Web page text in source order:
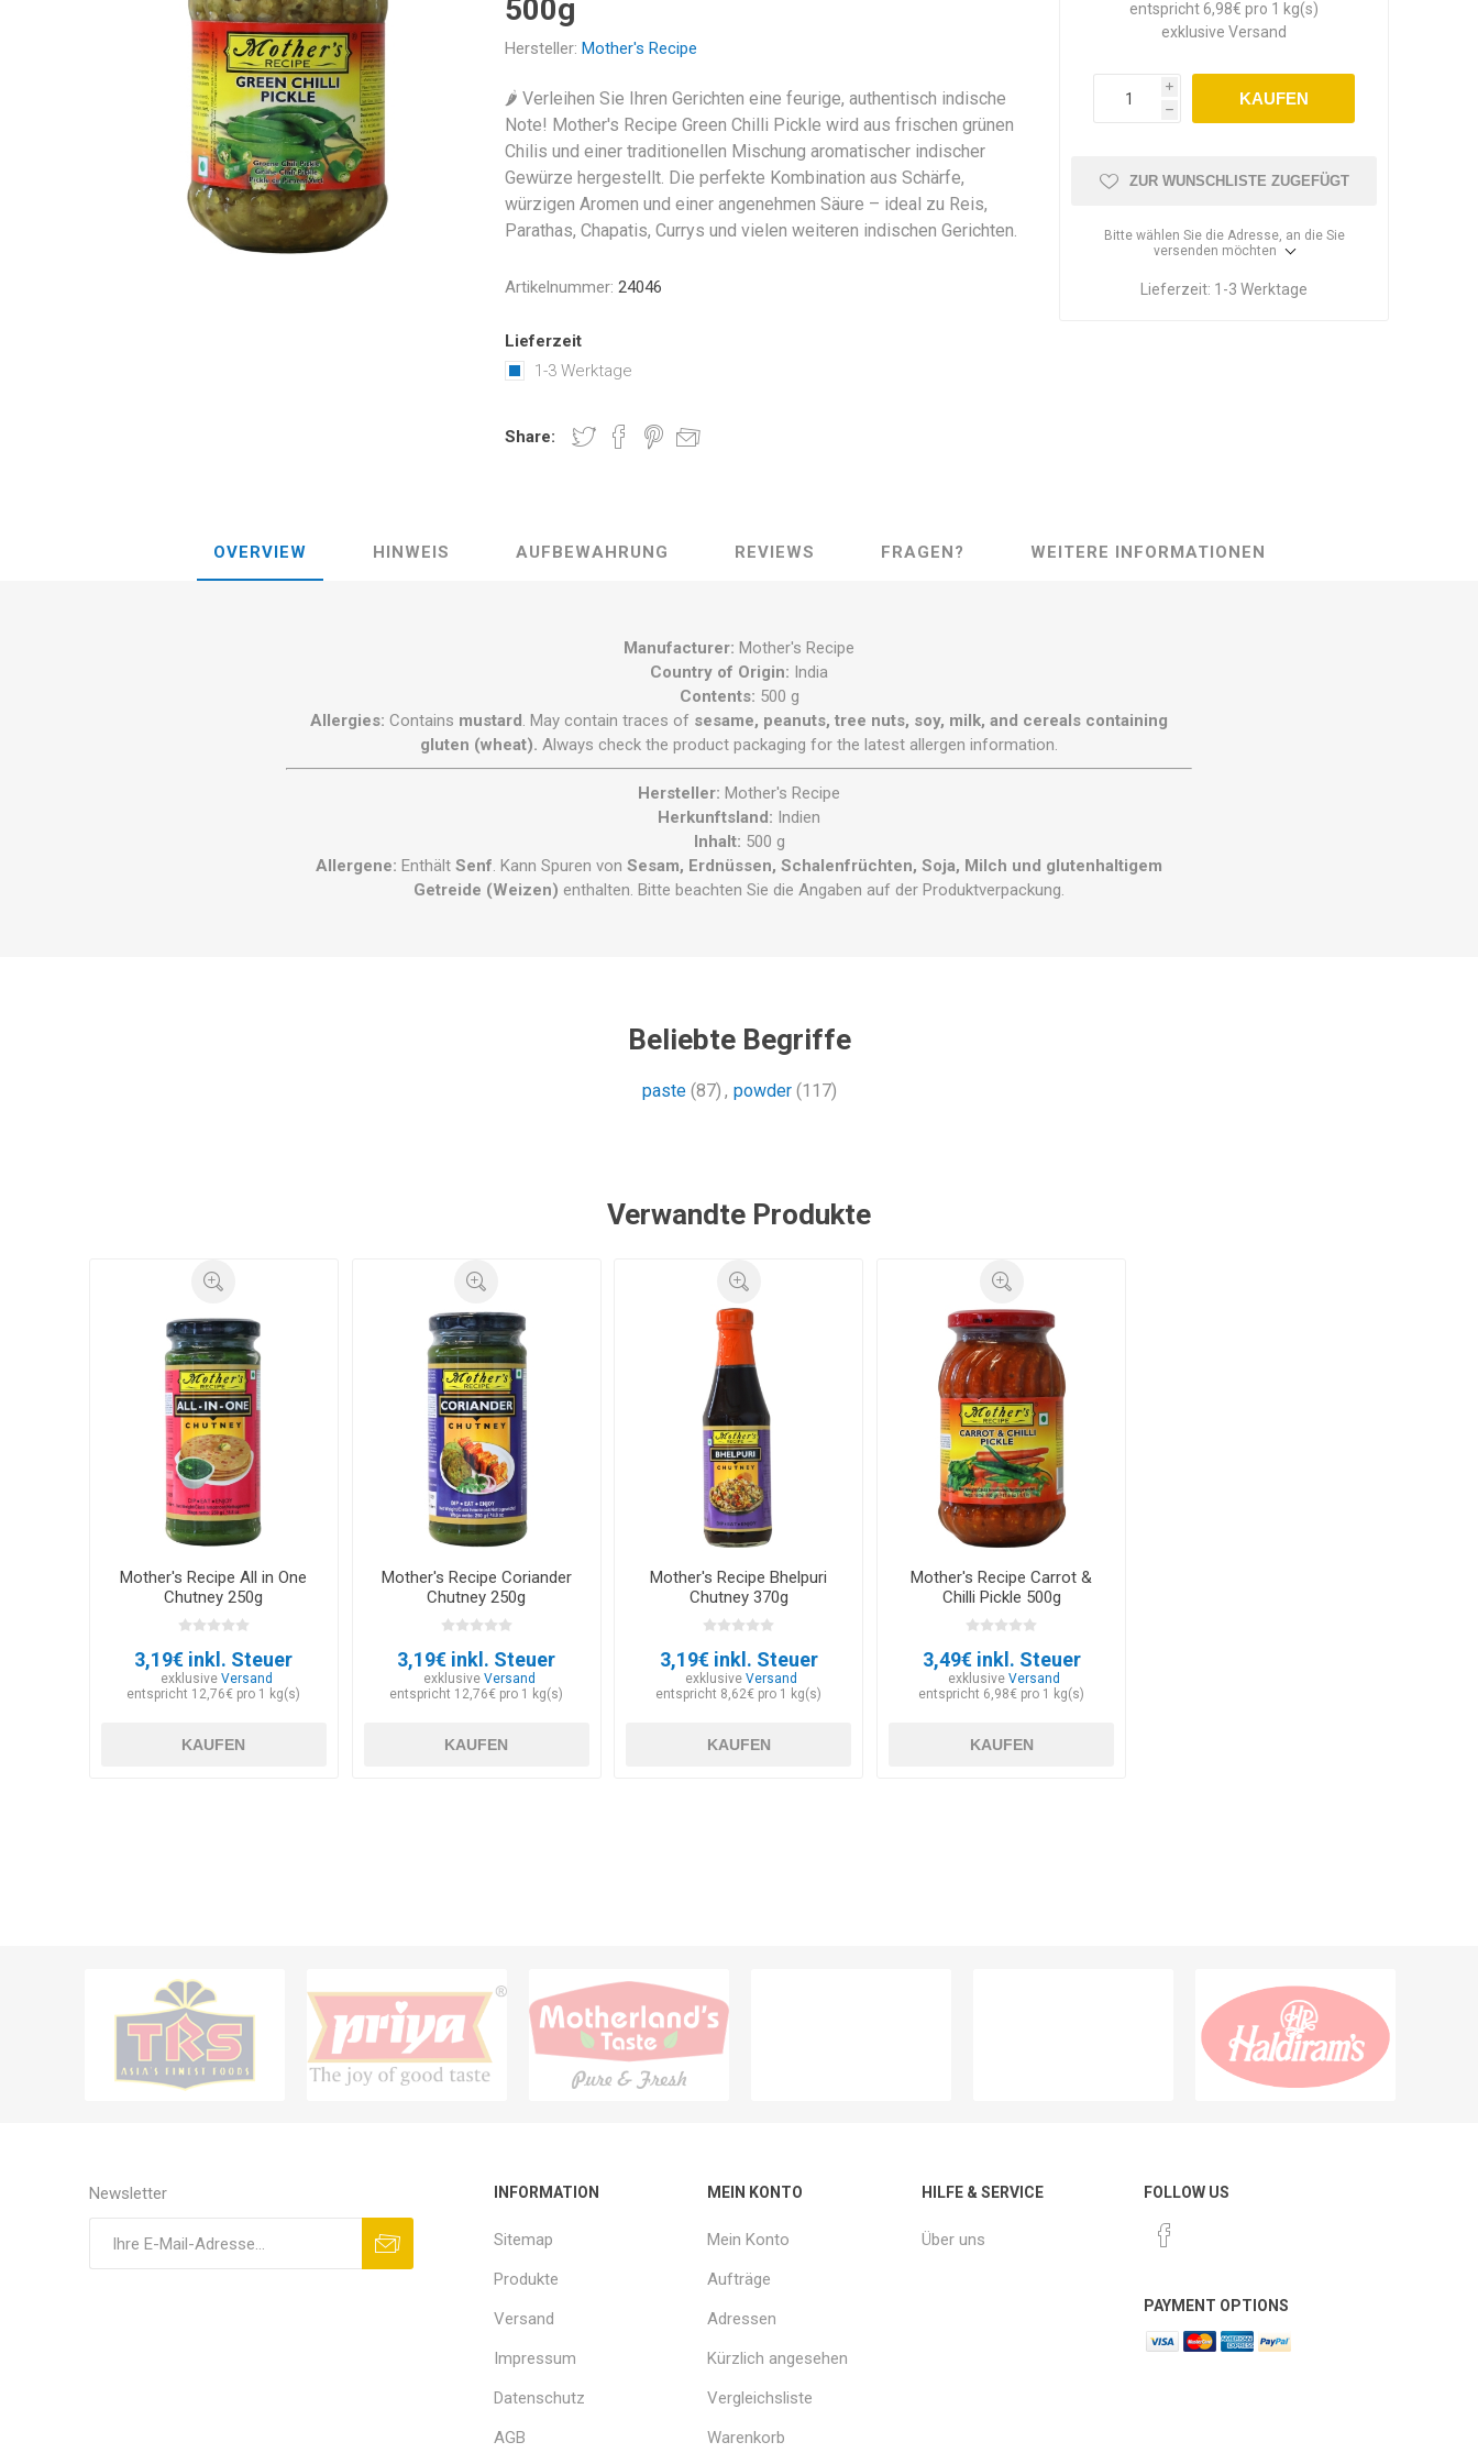
500g
Hersteller: Mother's Recipe
🌶️ Verleihen Sie Ihren Gerichten eine feurige, authentisch indische
Note! Mother's Recipe Green Chilli Pickle wird aus frischen grünen
Chilis und einer traditionellen Mischung aromatischer indischer
Gewürze hergestellt. Die perfekte Kombination aus Schärfe,
würzigen Aromen und einer angenehmen Säure – ideal zu Reis,
Parathas, Chapatis, Currys und vielen weiteren indischen Gerichten.
Artikelnummer: 24046
Lieferzeit
1-3 Werktage
Share:
entspricht 6,98€ pro 1 kg(s)
exklusiveVersand
i
h
KAUFEN
ZUR WUNSCHLISTE ZUGEFÜGT
Bitte wählen Sie die Adresse, an die Sie
versenden möchten
Lieferzeit: 1-3 Werktage
OVERVIEW HINWEIS AUFBEWAHRUNG REVIEWS FRAGEN? WEITERE INFORMATIONEN
Manufacturer: Mother's Recipe
Country of Origin: India
Contents: 500 g
Allergies: Contains mustard. May contain traces of sesame, peanuts, tree nuts, soy, milk, and cereals containing
gluten (wheat). Always check the product packaging for the latest allergen information.
Hersteller: Mother's Recipe
Herkunftsland: Indien
Inhalt: 500 g
Allergene: Enthält Senf. Kann Spuren von Sesam, Erdnüssen, Schalenfrüchten, Soja, Milch und glutenhaltigem
Getreide (Weizen) enthalten. Bitte beachten Sie die Angaben auf der Produktverpackung.
Beliebte Begriffe
paste (87) , powder (117)
Verwandte Produkte
Mother's Recipe All in One
Chutney 250g
3,19€ inkl. Steuer
exklusive Versand
entspricht 12,76€ pro 1 kg(s)
KAUFEN
Mother's Recipe Coriander
Chutney 250g
3,19€ inkl. Steuer
exklusive Versand
entspricht 12,76€ pro 1 kg(s)
KAUFEN
Mother's Recipe Bhelpuri
Chutney 370g
3,19€ inkl. Steuer
exklusiveVersand
entspricht 8,62€ pro 1 kg(s)
KAUFEN
Mother's Recipe Carrot &
Chilli Pickle 500g
3,49€ inkl. Steuer
exklusiveVersand
entspricht 6,98€ pro 1 kg(s)
KAUFEN
Newsletter INFORMATION
Sitemap
Produkte
Versand
Impressum
Datenschutz
AGB
MEIN KONTO
Mein Konto
Aufträge
Adressen
Kürzlich angesehen
Vergleichsliste
Warenkorb
HILFE & SERVICE
Über uns
FOLLOW US
PAYMENT OPTIONS